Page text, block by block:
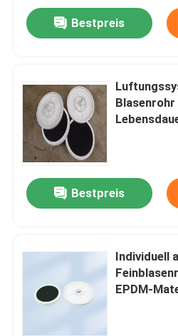
Bestpreis
Bestpreis
Individuell
EPDM-